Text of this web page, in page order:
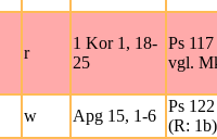
r
1 Kor 1, 18-
25
Ps
vgl.
w Apg 15, 1-6
Ps
(R: 1b)